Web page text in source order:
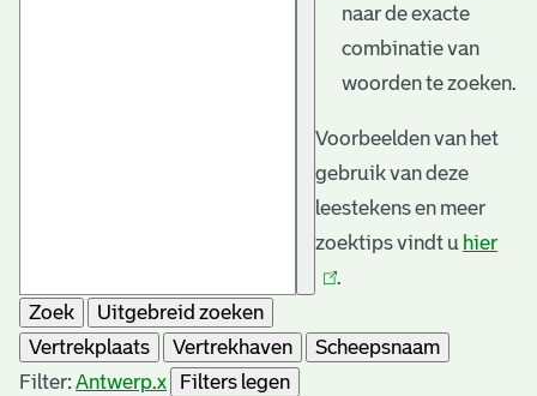
naar de exacte
combinatie van
woorden te zoeken.
Voorbeelden van het
gebruik van deze
leestekens en meer
zoektips vindt u hier
.
Zoek
Uitgebreid zoeken
Vertrekplaats
Vertrekhaven
Scheepsnaam
Filter: Antwerp.x
Filters legen